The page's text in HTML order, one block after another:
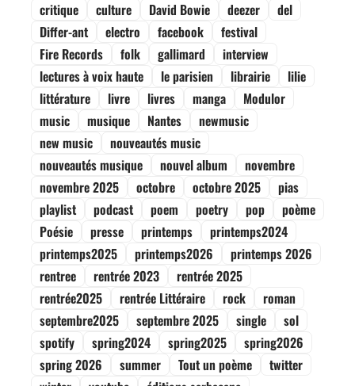
critique
culture David Bowie deezer
del
Differ-ant
electro facebook
festival
Fire Records
folk gallimard
interview
lectures à voix haute
le parisien librairie
lilie
littérature
livre livres manga
Modulor
music
musique Nantes
newmusic
new music
nouveautés music
nouveautés musique
nouvel album
novembre
novembre 2025
octobre octobre 2025
pias
playlist
podcast poem poetry pop
poème
Poésie
presse printemps
printemps2024
printemps2025
printemps2026
printemps 2026
rentree
rentrée 2023
rentrée 2025
rentrée2025
rentrée Littéraire rock
roman
septembre2025
septembre 2025 single
sol
spotify
spring2024 spring2025
spring2026
spring 2026
summer Tout un poème
twitter